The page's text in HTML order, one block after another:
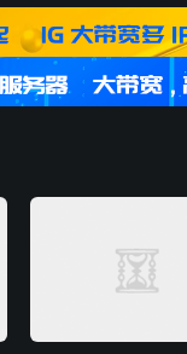
化，都能为您提供
场的企业，都能